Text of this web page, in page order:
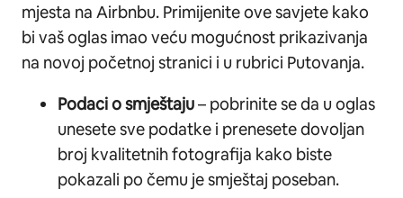
mjesta na Airbnbu. Primijenite ove savjete kako
bi vaš oglas imao veću mogućnost prikazivanja
na novoj početnoj stranici i u rubrici Putovanja.
Podaci o smještaju– pobrinite se da u oglas
unesete sve podatke i prenesete dovoljan
broj kvalitetnih fotografija kako biste
pokazali po čemu je smještaj poseban.